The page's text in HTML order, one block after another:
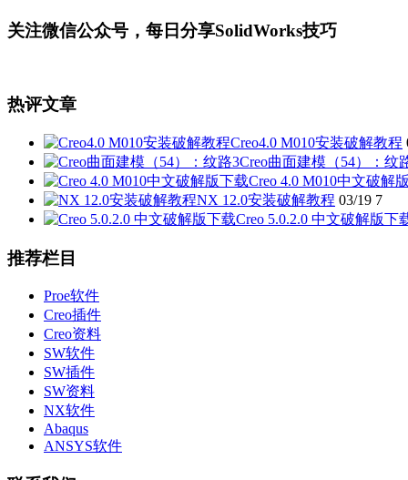
关注微信公众号，每日分享SolidWorks技巧
热评文章
Creo4.0 M010安装破解教程
Creo曲面建模（54）：纹
Creo 4.0 M010中文破解
NX 12.0安装破解教程 03/19 7
Creo 5.0.2.0 中文破解版下
推荐栏目
Proe软件
Creo插件
Creo资料
SW软件
SW插件
SW资料
NX软件
Abaqus
ANSYS软件